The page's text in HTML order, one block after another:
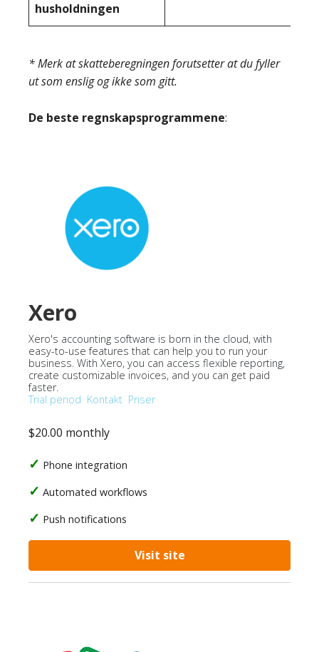
husholdningen
* Merk at skatteberegningen forutsetter at du fyller
ut som enslig og ikke som gitt.
De beste regnskapsprogrammene:
Xero
Xero's accounting software is born in the cloud, with
easy-to-use features that can help you to run your
business. With Xero, you can access flexible reporting,
create customizable invoices, and you can get paid
faster.
Trial period Kontakt Priser
$20.00 monthly
Phone integration
Automated workflows
Push notifications
Visit site